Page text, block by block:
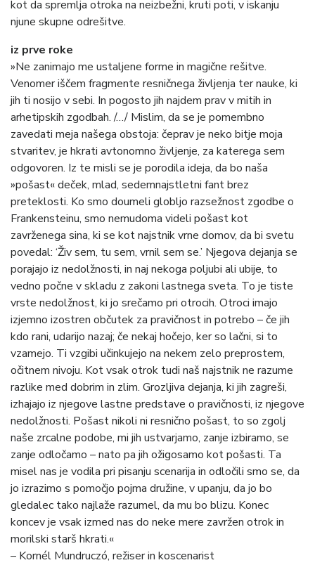
kot da spremlja otroka na neizbežni, kruti poti, v iskanju
njune skupne odrešitve.
iz prve roke
»Ne zanimajo me ustaljene forme in magične rešitve.
Venomer iščem fragmente resničnega življenja ter nauke, ki
jih ti nosijo v sebi. In pogosto jih najdem prav v mitih in
arhetipskih zgodbah. /…/ Mislim, da se je pomembno
zavedati meja našega obstoja: čeprav je neko bitje moja
stvaritev, je hkrati avtonomno življenje, za katerega sem
odgovoren. Iz te misli se je porodila ideja, da bo naša
»pošast« deček, mlad, sedemnajstletni fant brez
preteklosti. Ko smo doumeli globljo razsežnost zgodbe o
Frankensteinu, smo nemudoma videli pošast kot
zavrženega sina, ki se kot najstnik vrne domov, da bi svetu
povedal: ‘Živ sem, tu sem, vrnil sem se.’ Njegova dejanja se
porajajo iz nedolžnosti, in naj nekoga poljubi ali ubije, to
vedno počne v skladu z zakoni lastnega sveta. To je tiste
vrste nedolžnost, ki jo srečamo pri otrocih. Otroci imajo
izjemno izostren občutek za pravičnost in potrebo – če jih
kdo rani, udarijo nazaj; če nekaj hočejo, ker so lačni, si to
vzamejo. Ti vzgibi učinkujejo na nekem zelo preprostem,
očitnem nivoju. Kot vsak otrok tudi naš najstnik ne razume
razlike med dobrim in zlim. Grozljiva dejanja, ki jih zagreši,
izhajajo iz njegove lastne predstave o pravičnosti, iz njegove
nedolžnosti. Pošast nikoli ni resnično pošast, to so zgolj
naše zrcalne podobe, mi jih ustvarjamo, zanje izbiramo, se
zanje odločamo – nato pa jih ožigosamo kot pošasti. Ta
misel nas je vodila pri pisanju scenarija in odločili smo se, da
jo izrazimo s pomočjo pojma družine, v upanju, da jo bo
gledalec tako najlaže razumel, da mu bo blizu. Konec
koncev je vsak izmed nas do neke mere zavržen otrok in
morilski starš hkrati.«
– Kornél Mundruczó, režiser in koscenarist